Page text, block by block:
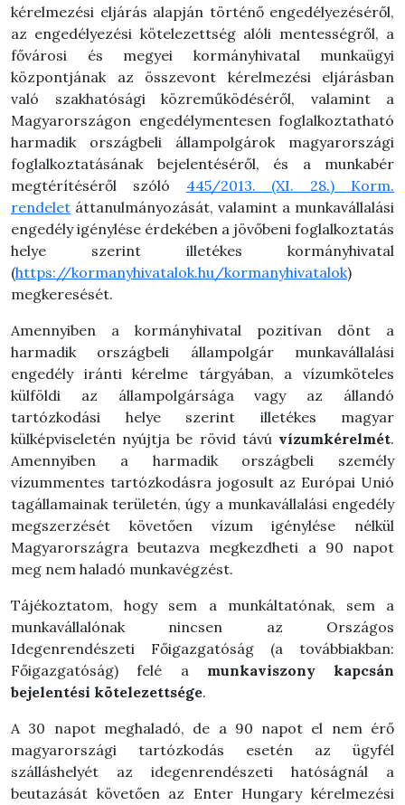
kérelmezési eljárás alapján történő engedélyezéséről,
az engedélyezési kötelezettség alóli mentességről, a
fővárosi és megyei kormányhivatal munkaügyi
központjának az összevont kérelmezési eljárásban
való szakhatósági közreműködéséről, valamint a
Magyarországon engedélymentesen foglalkoztatható
harmadik országbeli állampolgárok magyarországi
foglalkoztatásának bejelentéséről, és a munkabér
megtérítéséről szóló 445/2013. (XI. 28.) Korm.
rendelet áttanulmányozását, valamint a munkavállalási
engedély igénylése érdekében a jövőbeni foglalkoztatás
helye szerint illetékes kormányhivatal
(https://kormanyhivatalok.hu/kormanyhivatalok)
megkeresését.
Amennyiben a kormányhivatal pozitívan dönt a
harmadik országbeli állampolgár munkavállalási
engedély iránti kérelme tárgyában, a vízumköteles
külföldi az állampolgársága vagy az állandó
tartózkodási helye szerint illetékes magyar
külképviseletén nyújtja be rövid távú vízumkérelmét.
Amennyiben a harmadik országbeli személy
vízummentes tartózkodásra jogosult az Európai Unió
tagállamainak területén, úgy a munkavállalási engedély
megszerzését követően vízum igénylése nélkül
Magyarországra beutazva megkezdheti a 90 napot
meg nem haladó munkavégzést.
Tájékoztatom, hogy sem a munkáltatónak, sem a
munkavállalónak nincsen az Országos
Idegenrendészeti Főigazgatóság (a továbbiakban:
Főigazgatóság) felé a munkaviszony
kapcsán
bejelentési kötelezettsége.
A 30 napot meghaladó, de a 90 napot el nem érő
magyarországi tartózkodás esetén az ügyfél
szálláshelyét az idegenrendészeti hatóságnál a
beutazását követően az Enter Hungary kérelmezési